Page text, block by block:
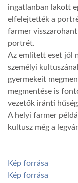
ingatlanban lakott
elfelejtették a
farmer
portrét.
Az említett eset jól
személyi
gyermekeit
megmentése is
vezetők iránti
A helyi farmer
kultusz még a
Kép forrása
Kép forrása